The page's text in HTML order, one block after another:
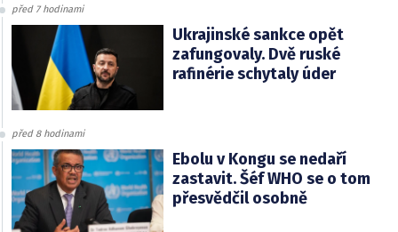
před 7 hodinami
Ukrajinské sankce opět
zafungovaly. Dvě ruské
rafinérie schytaly úder
před 8 hodinami
Ebolu v Kongu se nedaří
zastavit. Šéf WHO se o tom
přesvědčil osobně